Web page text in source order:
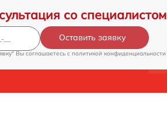
со специалистом
Оставить заявку
Вы соглашаетесь c политикой конфиденциальности